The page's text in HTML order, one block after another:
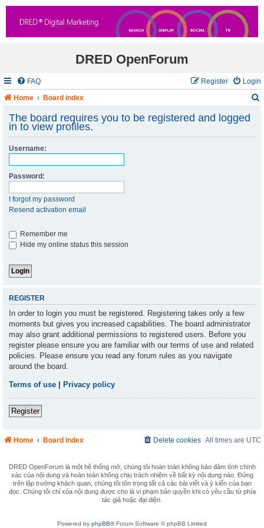
DRED OpenForum
FAQ Login
Register
Home
Board index
The board requires you to be registered and logged
in to view profiles.
Username:
Password:
I forgot my password
Resend activation email
Remember me
Hide my online status this session
REGISTER
In order to login you must be registered. Registering takes only a few
moments but gives you increased capabilities. The board administrator
may also grant additional permissions to registered users. Before you
register please ensure you are familiar with our terms of use and related
policies. Please ensure you read any forum rules as you navigate
around the board.
Terms of use Privacy policy
Register
Home Board index All times are UTC
Delete cookies
DRED OpenForum là một hệ thống mở, chúng tôi hoàn toàn không bảo đảm tính chính
xác của nội dung và hoàn toàn không chịu trách nhiệm về bất kỳ nội dung nào. Đứng
trên lập trường khách quan, chúng tôi tôn trọng tất cả các bài viết và ý kiến của bạn
đọc. Chúng tôi chỉ xóa nội dung được cho là vi phạm bản quyền khi có yêu cầu từ phía
tác giả hoặc đại diện.
Powered by phpBB®Forum Software © phpBB Limited